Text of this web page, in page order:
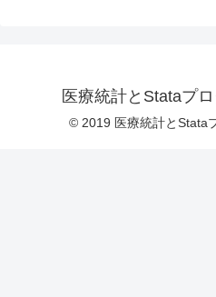
医療統計とStataプ
© 2019 医療統計とStata